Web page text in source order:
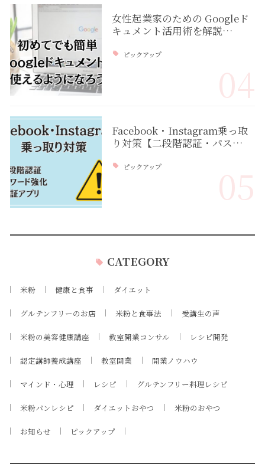
女性起業家のための Googleド
キュメント活用術を解説…
ピックアップ
04
Facebook・Instagram乗っ取
り対策【二段階認証・パス…
ピックアップ 05
CATEGORY
米粉 健康と食事 ダイエット
グルテンフリーのお店 米粉と食事法 受講生の声
米粉の美容健康講座 教室開業コンサル レシピ開発
認定講師養成講座 教室開業 開業ノウハウ
マインド・心理 レシピ グルテンフリー料理レシピ
米粉パンレシピ ダイエットおやつ 米粉のおやつ
お知らせ ピックアップ